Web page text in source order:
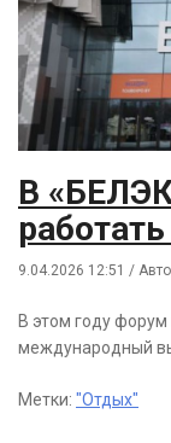
В
9.04.2026 12:51 /
В этом году
международный
Метки: "Отдых"